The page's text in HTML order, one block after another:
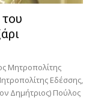
Μητροπολίτης
Εδέσσης,
Δημήτριος) Πούλος